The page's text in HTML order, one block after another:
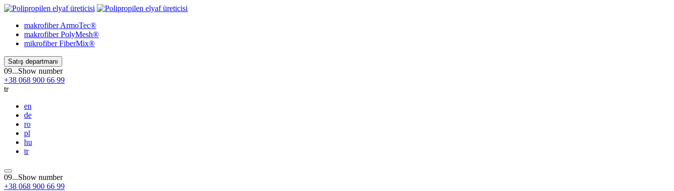
makrofiberArmoTec®
makrofiberPolyMesh®
mikrofiberFiberMix®
Satış departmanı
09...Show number
+38 068 900 66 99
tr
en
de
ro
pl
hu
tr
09...Show number
+38 068 900 66 99